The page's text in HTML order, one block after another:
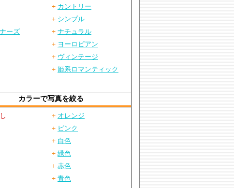
+ カントリー
+ シンプル
ーズ + ナチュラル
+ ヨーロピアン
+ ヴィンテージ
+ 姫系ロマンティック
カラーで写真を絞る
+ オレンジ
+ ピンク
+ 白色
+ 緑色
+ 赤色
+ 青色